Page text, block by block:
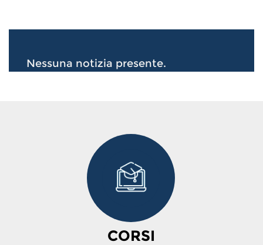
Nessuna notizia presente.
CORSI